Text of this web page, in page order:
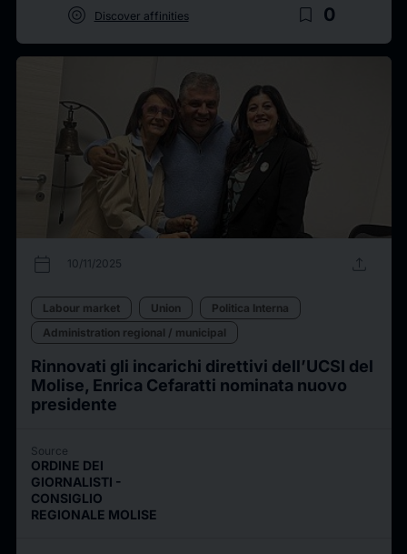
target Discover affinities bookmark_border 0
calendar_today 10/11/2025 upload
Labour market Union
Politica Interna
Administration regional / municipal
Rinnovati gli incarichi direttivi dell’UCSI del
Molise, Enrica Cefaratti nominata nuovo
presidente
Source
ORDINE DEI
GIORNALISTI -
CONSIGLIO
REGIONALE MOLISE